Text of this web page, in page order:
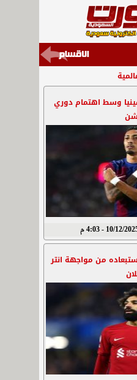
وسط اهتمام دوري
12/2025 - 4:03 م
من مواجهة انتر